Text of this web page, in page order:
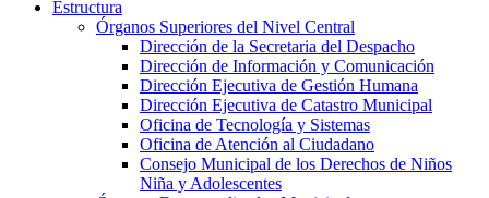
Estructura
Órganos Superiores del Nivel Central
Dirección de la Secretaria del Despacho
Dirección de Información y Comunicación
Dirección Ejecutiva de Gestión Humana
Dirección Ejecutiva de Catastro Municipal
Oficina de Tecnología y Sistemas
Oficina de Atención al Ciudadano
Consejo Municipal de los Derechos de Niños
Niña y Adolescentes